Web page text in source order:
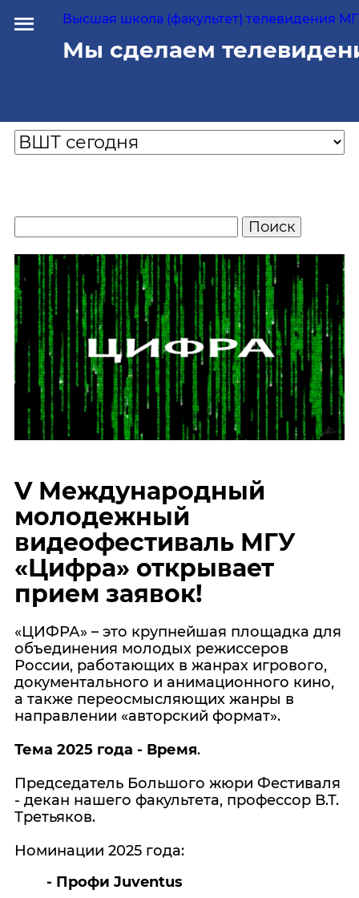
Высшая школа (факультет) телевидения
Мы сделаем
V Международный
молодежный
видеофестиваль МГУ
«Цифра» открывает
прием заявок!
«ЦИФРА» – это крупнейшая площадка для
объединения молодых режиссеров
России, работающих в жанрах игрового,
документального и анимационного кино,
а также переосмысляющих жанры в
направлении «авторский формат».
Тема 2025 года - Время.
Председатель Большого жюри Фестиваля
- декан нашего факультета, профессор В.Т.
Третьяков.
Номинации 2025 года:
- Профи Juventus